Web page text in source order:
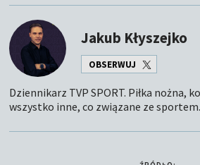
Jakub Kłyszejko
OBSERWUJ
Dziennikarz TVP SPORT. Piłka nożna,
wszystko inne, co związane ze sportem.